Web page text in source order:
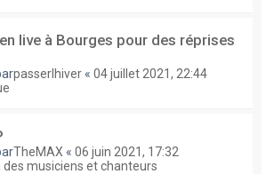
live à Bourges pour des réprises
passerlhiver « 04 juillet 2021, 22:44
TheMAX « 06 juin 2021, 17:32
des musiciens et chanteurs